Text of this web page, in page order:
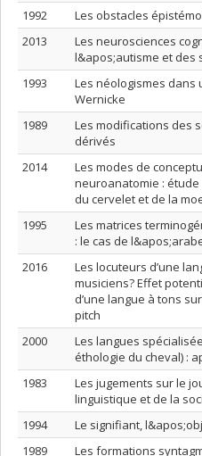
1992
Les obstacles
2013
Les neurosciences
l&apos;autisme et des
1993
Les néologismes dans
Wernicke
1989
Les modifications des
dérivés
2014
Les modes de
neuroanatomie :
du cervelet et de la
1995
Les matrices
: le cas de
2016
Les locuteurs d’une
musiciens? Effet
d’une langue à tons
pitch
2000
Les langues
éthologie du cheval) :
1983
Les jugements sur le
linguistique et de la
1994
Le signifiant,
1989
Les formations